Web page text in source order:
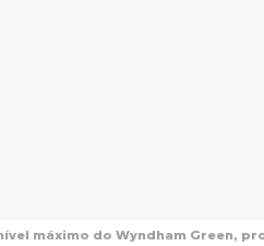
máximo do Wyndham Green,